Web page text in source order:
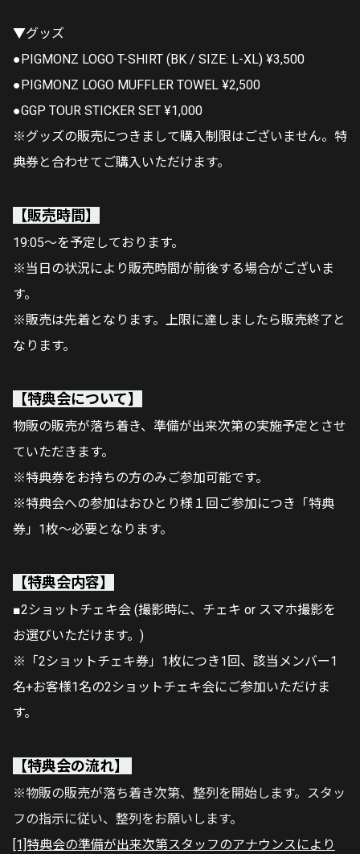
▼グッズ
●PIGMONZ LOGO T-SHIRT (BK / SIZE: L-XL) ¥3,500
●PIGMONZ LOGO MUFFLER TOWEL ¥2,500
●GGP TOUR STICKER SET ¥1,000
※グッズの販売につきまして購入制限はございません。特
典券と合わせてご購入いただけます。
【販売時間】
19:05〜を予定しております。
※当日の状況により販売時間が前後する場合がございま
す。
※販売は先着となります。上限に達しましたら販売終了と
なります。
【特典会について】
物販の販売が落ち着き、準備が出来次第の実施予定とさせ
ていただきます。
※特典券をお持ちの方のみご参加可能です。
※特典会への参加はおひとり様１回ご参加につき「特典
券」1枚～必要となります。
【特典会内容】
■2ショットチェキ会 (撮影時に、チェキ or スマホ撮影を
お選びいただけます。)
※「2ショットチェキ券」1枚につき1回、該当メンバー1
名+お客様1名の2ショットチェキ会にご参加いただけま
す。
【特典会の流れ】
※物販の販売が落ち着き次第、整列を開始します。スタッ
フの指示に従い、整列をお願いします。
[1]特典会の準備が出来次第スタッフのアナウンスにより